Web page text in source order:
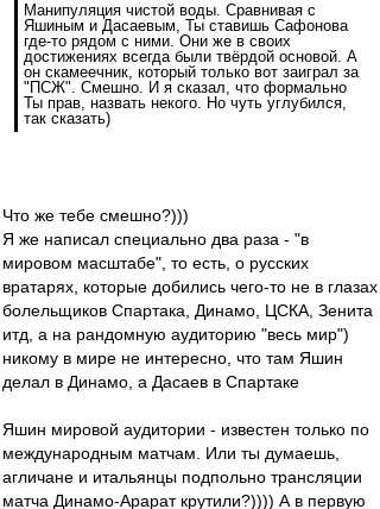
Манипуляция чистой воды. Сравнивая с
Яшиным и Дасаевым, Ты ставишь Сафонова
где-то рядом с ними. Они же в своих
достижениях всегда были твёрдой основой. А
он скамеечник, который только вот заиграл за
"ПСЖ". Смешно. И я сказал, что формально
Ты прав, назвать некого. Но чуть углубился,
так сказать)
Что же тебе смешно?)))
Я же написал специально два раза - "в
мировом масштабе", то есть, о русских
вратарях, которые добились чего-то не в глазах
болельщиков Спартака, Динамо, ЦСКА, Зенита
итд, а на рандомную аудиторию "весь мир")
никому в мире не интересно, что там Яшин
делал в Динамо, а Дасаев в Спартаке
Яшин мировой аудитории - известен только по
международным матчам. Или ты думаешь,
агличане и итальянцы подпольно трансляции
матча Динамо-Арарат крутили?)))) А в первую